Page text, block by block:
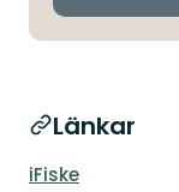
Länkar
iFiske